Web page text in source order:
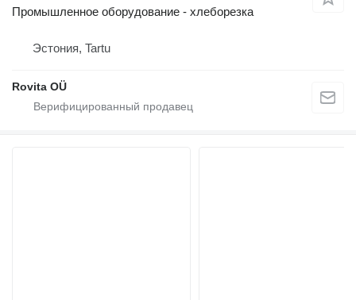
Промышленное оборудование - хлеборезка
Эстония, Tartu
Rovita OÜ